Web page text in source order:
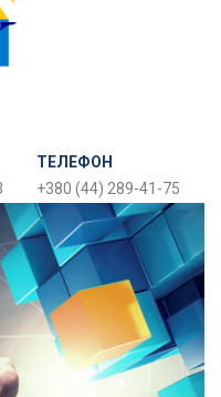
ТЕЛЕФОН
+380 (44) 289-41-75